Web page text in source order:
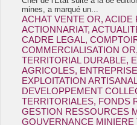
mines, a marqué un...
ACHAT VENTE OR, ACIDE
ACTIONNARIAT,
CADRE LEGAL,
COMMERCIALISATION OR,
TERRITORIAL DURABLE,
AGRICOLES,
EXPLOITATION
DEVELOPPEMENT
TERRITORIALES, FONDS
GESTION RESSOURCES
GOUVERNANCE MINIERE